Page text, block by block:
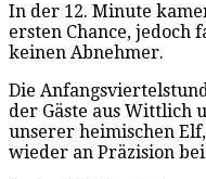
In der 12. Minute
ersten Chance, jedoch
keinen Abnehmer.
Die
der Gäste aus Wittlich
unserer heimischen
wieder an Präzision